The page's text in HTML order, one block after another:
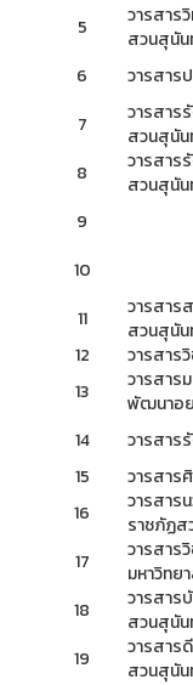
5
วารสาร
สวนสุนัน
6
วารสาร
7
วารสาร
สวนสุนัน
8
วารสาร
สวนสุนัน
9
10
11
วารสาร
สวนสุนัน
12
วารสาร
13
วารสาร
พัฒนาอ
14
วารสาร
15
วารสาร
16
วารสาร
ราชภัฏส
17
วารสาร
มหาวิทย
18
วารสาร
สวนสุนัน
19
วารสาร
สวนสุนัน